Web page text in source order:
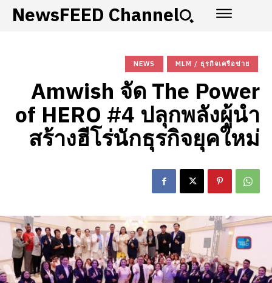
NewsFEED Channel
NEWS MLM / ธุรกิจเครือข่าย
Amwish จัด The Power
of HERO #4 ปลุกพลังผู้นำ
สร้างฮีโร่นักธุรกิจยุคใหม่